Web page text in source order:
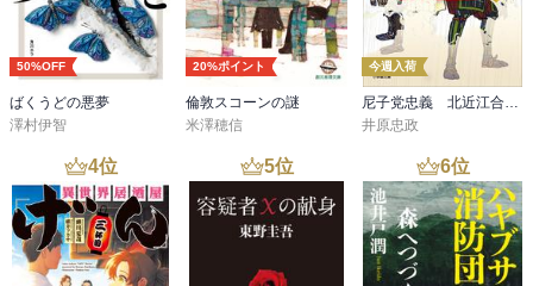
50%OFF
ばくうどの悪夢
澤村伊智
20%ポイント
倫敦スコーンの謎
米澤穂信
今週入荷
尼子党忠義 北近江合戦心得〈八〉
井原忠政
4位 5位 6位